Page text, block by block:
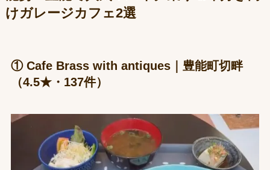
けガレージカフェ2選
① Cafe Brass with antiques｜豊能町切畔
（4.5★・137件）